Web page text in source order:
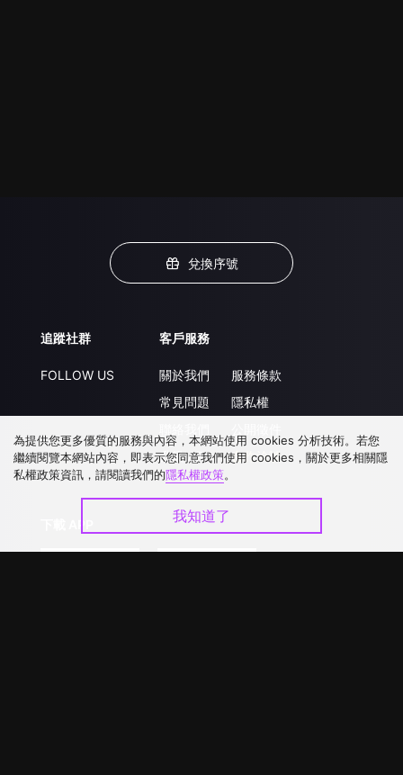
兌換序號
追蹤社群
FOLLOW US
客戶服務
關於我們
常見問題
升級VIP
服務條款
隱私權
合作洽談
為提供您更多優質的服務與內容，本網站使用 cookies 分析技術。若您
繼續閱覽本網站內容，即表示您同意我們使用 cookies，關於更多相關隱
私權政策資訊，請閱讀我們的隱私權政策。
我知道了